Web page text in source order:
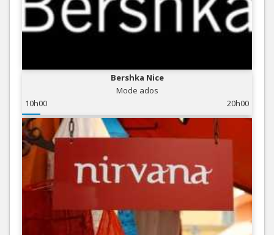
Bershka Nice
Mode ados
10h00
20h00